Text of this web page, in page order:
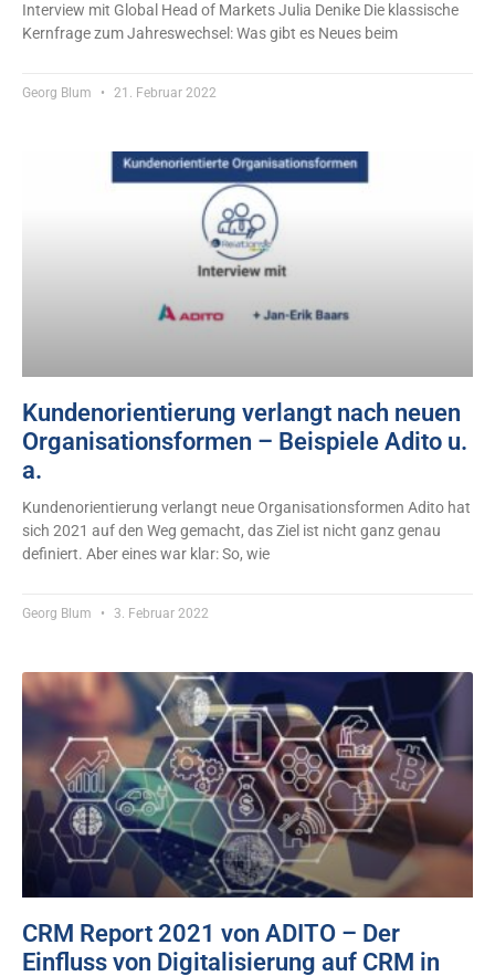
Interview mit Global Head of Markets Julia Denike Die klassische
Kernfrage zum Jahreswechsel: Was gibt es Neues beim
Georg Blum 21. Februar 2022
Kundenorientierung verlangt nach neuen
Organisationsformen – Beispiele Adito u.
a.
Kundenorientierung verlangt neue Organisationsformen Adito hat
sich 2021 auf den Weg gemacht, das Ziel ist nicht ganz genau
definiert. Aber eines war klar: So, wie
Georg Blum 3. Februar 2022
CRM Report 2021 von ADITO – Der
Einfluss von Digitalisierung auf CRM in